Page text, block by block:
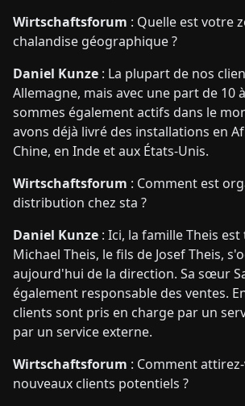
Wirtschaftsforum : Quelle est votre
chalandise géographique ?
Daniel Kunze : La plupart de nos
Allemagne, mais avec une part de 10
sommes également actifs dans le
avons déjà livré des installations en
Chine, en Inde et aux États-Unis.
Wirtschaftsforum : Comment est
distribution chez sta ?
Daniel Kunze : Ici, la famille Theis
Michael Theis, le fils de Josef Theis,
aujourd'hui de la direction. Sa sœur
également responsable des ventes.
clients sont pris en charge par un
par un service externe.
Wirtschaftsforum : Comment
nouveaux clients potentiels ?